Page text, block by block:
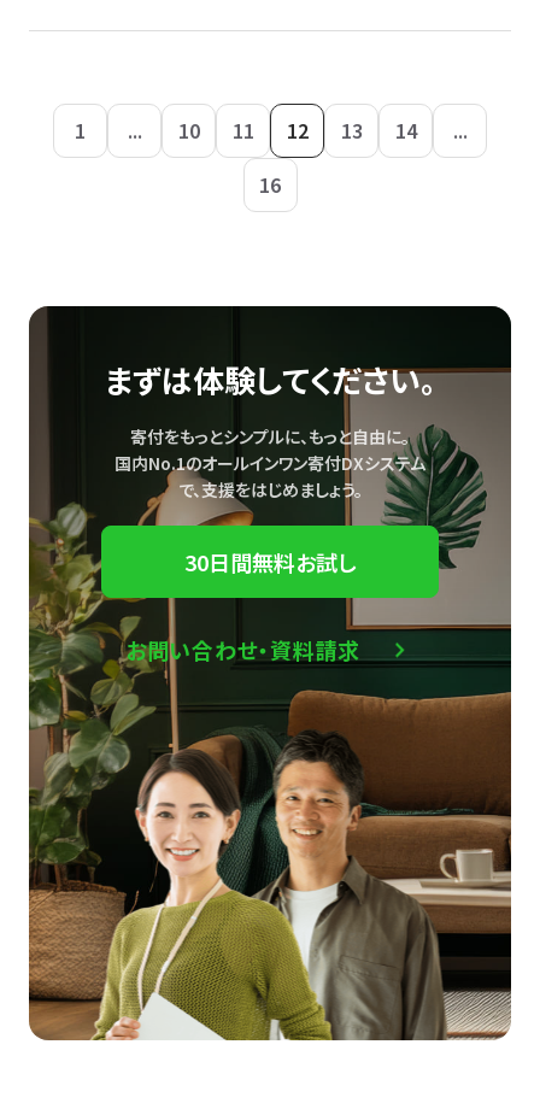
1 ... 10 11 12 13 14
...
16
まずは体験してください。
寄付をもっとシンプルに、もっと自由に。
国内No.1のオールインワン寄付DXシステム
で、支援をはじめましょう。
30日間無料お試し
お問い合わせ・資料請求